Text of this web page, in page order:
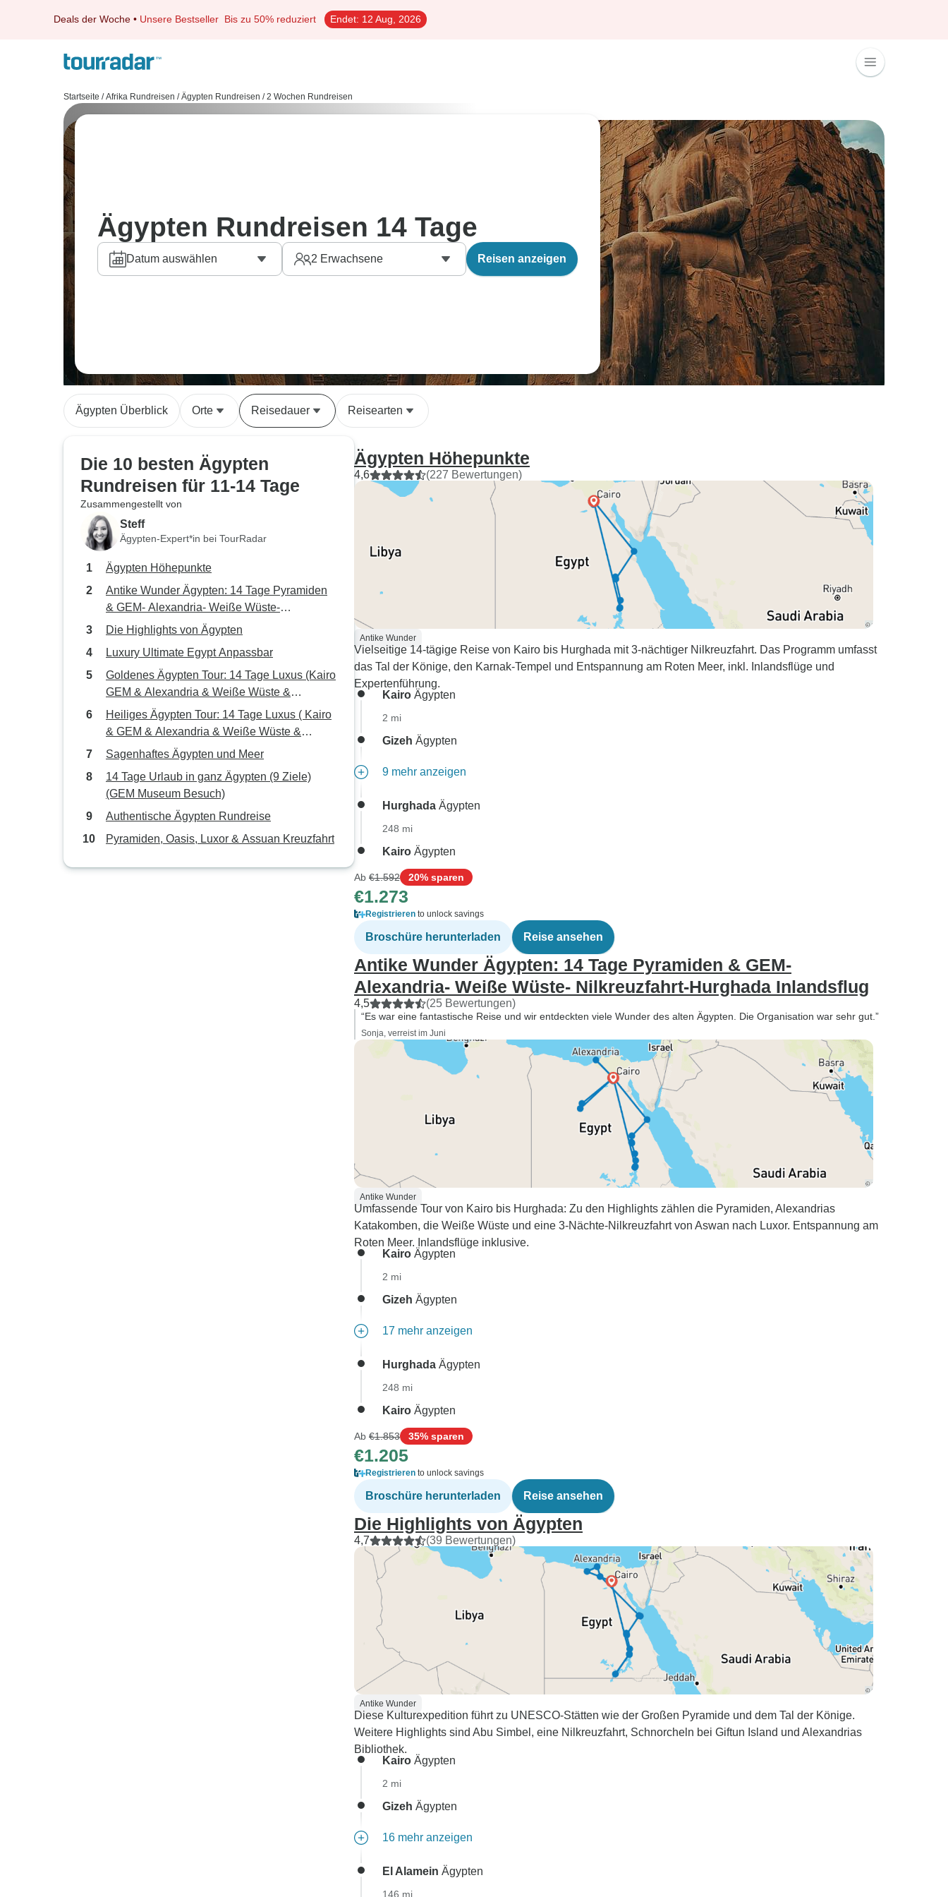
Deals der Woche • Unsere Bestseller Bis zu 50% reduziert Endet: 12 Aug, 2026
Startseite / Afrika Rundreisen / Ägypten Rundreisen / 2 Wochen Rundreisen
Ägypten Rundreisen 14 Tage
Datum auswählen 2 Erwachsene Reisen anzeigen
Ägypten Überblick Orte Reisedauer Reisearten
Die 10 besten Ägypten
Rundreisen für 11-14 Tage
Zusammengestellt von
Steff
Ägypten-Expert*in bei TourRadar
Ägypten Höhepunkte
Antike Wunder Ägypten: 14 Tage Pyramiden
& GEM- Alexandria- Weiße Wüste-
Nilkreuzfahrt-Hurghada Inlandsflug
Die Highlights von Ägypten
Luxury Ultimate Egypt Anpassbar
Goldenes Ägypten Tour: 14 Tage Luxus (Kairo
GEM & Alexandria & Weiße Wüste &
Nilkreuzfahrt & Hurghada)
Heiliges Ägypten Tour: 14 Tage Luxus ( Kairo
& GEM & Alexandria & Weiße Wüste &
Nilkreuzfahrt &Hurghada) Inlandsflug
Sagenhaftes Ägypten und Meer
14 Tage Urlaub in ganz Ägypten (9 Ziele)
(GEM Museum Besuch)
Authentische Ägypten Rundreise
Pyramiden, Oasis, Luxor & Assuan Kreuzfahrt
Ägypten Höhepunkte
4,6 (227 Bewertungen)
Antike Wunder
Vielseitige 14-tägige Reise von Kairo bis Hurghada mit 3-nächtiger Nilkreuzfahrt. Das Programm umfasst
das Tal der Könige, den Karnak-Tempel und Entspannung am Roten Meer, inkl. Inlandsflüge und
Expertenführung.
Kairo Ägypten
2 mi
Gizeh Ägypten
9 mehr anzeigen
Hurghada Ägypten
248 mi
Kairo Ägypten
Ab €1.592 20% sparen
€1.273
Registrieren to unlock savings
Broschüre herunterladen Reise ansehen
Antike Wunder Ägypten: 14 Tage Pyramiden & GEM-
Alexandria- Weiße Wüste- Nilkreuzfahrt-Hurghada Inlandsflug
4,5 (25 Bewertungen)
“Es war eine fantastische Reise und wir entdeckten viele Wunder des alten Ägypten. Die Organisation war sehr gut.”
Sonja, verreist im Juni
Antike Wunder
Umfassende Tour von Kairo bis Hurghada: Zu den Highlights zählen die Pyramiden, Alexandrias
Katakomben, die Weiße Wüste und eine 3-Nächte-Nilkreuzfahrt von Aswan nach Luxor. Entspannung am
Roten Meer. Inlandsflüge inklusive.
Kairo Ägypten
2 mi
Gizeh Ägypten
17 mehr anzeigen
Hurghada Ägypten
248 mi
Kairo Ägypten
Ab €1.853 35% sparen
€1.205
Registrieren to unlock savings
Broschüre herunterladen Reise ansehen
Die Highlights von Ägypten
4,7 (39 Bewertungen)
Antike Wunder
Diese Kulturexpedition führt zu UNESCO-Stätten wie der Großen Pyramide und dem Tal der Könige.
Weitere Highlights sind Abu Simbel, eine Nilkreuzfahrt, Schnorcheln bei Giftun Island und Alexandrias
Bibliothek.
Kairo Ägypten
2 mi
Gizeh Ägypten
16 mehr anzeigen
El Alamein Ägypten
146 mi